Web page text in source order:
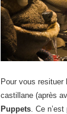
Pour vous
castillane (après
Puppets . Ce